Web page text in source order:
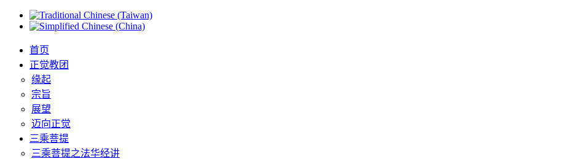
首页
正觉教团
缘起
宗旨
展望
迈向正觉
三乘菩提
三乘菩提之法华经讲